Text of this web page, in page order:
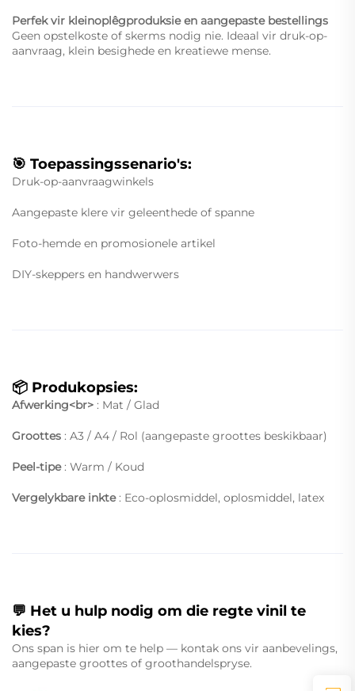
Perfek vir kleinoplêgproduksie en aangepaste bestellings
Geen opstelkoste of skerms nodig nie. Ideaal vir druk-op-
aanvraag, klein besighede en kreatiewe mense.
🎯 Toepassingssenario's:
Druk-op-aanvraagwinkels
Aangepaste klere vir geleenthede of spanne
Foto-hemde en promosionele artikel
DIY-skeppers en handwerwers
📦 Produkopsies:
Afwerking<br> : Mat / Glad
Groottes : A3 / A4 / Rol (aangepaste groottes beskikbaar)
Peel-tipe : Warm / Koud
Vergelykbare inkte : Eco-oplosmiddel, oplosmiddel, latex
💬 Het u hulp nodig om die regte vinil te
kies?
Ons span is hier om te help — kontak ons vir aanbevelings,
aangepaste groottes of groothandelspryse.